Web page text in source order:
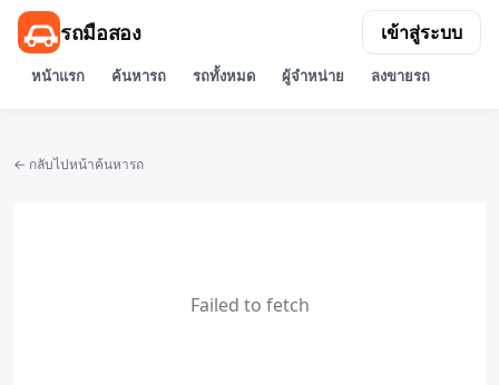
รถมือสอง
หน้าแรก ค้นหารถ รถทั้งหมด ผู้จำหน่าย ลงขายรถ
เข้าสู่ระบบ
← กลับไปหน้าค้นหารถ
Failed to fetch